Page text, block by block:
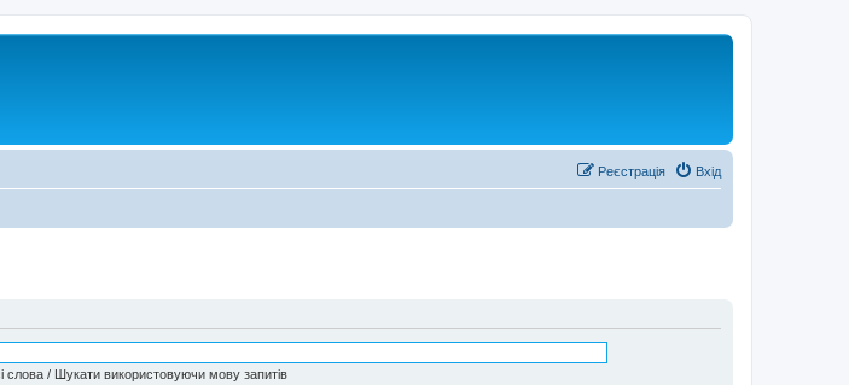
Вхід
Реєстрація
слова / Шукати використовуючи мову запитів